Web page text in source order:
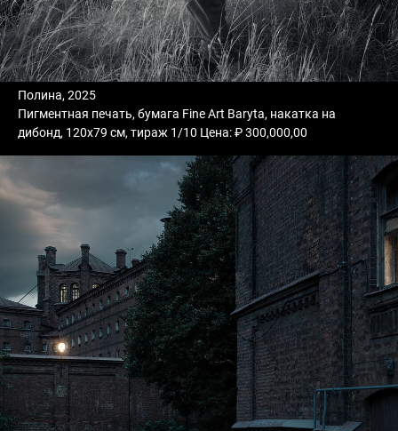
Полина, 2025
Пигментная печать, бумага Fine Art Baryta, накатка на
дибонд, 120х79 см, тираж 1/10 Цена: ₽ 300,000,00